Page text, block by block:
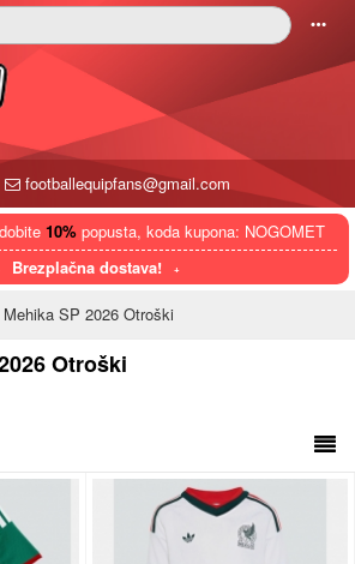
󰄒
footballequipfans@gmail.com
dobite 10% popusta, koda kupona: NOGOMET
Brezplačna dostava!
Mehika SP 2026 Otroški
Otroški